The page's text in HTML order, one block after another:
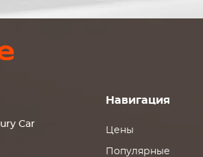
Car
Навигация
Цены
Популярные